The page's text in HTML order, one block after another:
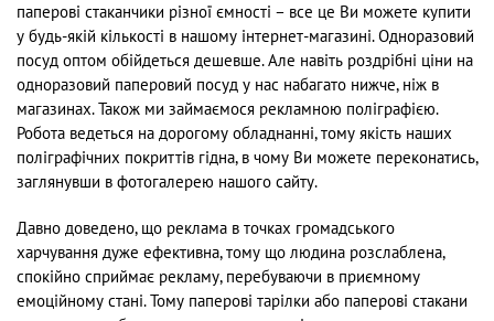
паперові стаканчики різної ємності – все це Ви можете купити
у будь-якій кількості в нашому інтернет-магазині. Одноразовий
посуд оптом обійдеться дешевше. Але навіть роздрібні ціни на
одноразовий паперовий посуд у нас набагато нижче, ніж в
магазинах. Також ми займаємося рекламною поліграфією.
Робота ведеться на дорогому обладнанні, тому якість наших
поліграфічних покриттів гідна, в чому Ви можете переконатись,
заглянувши в фотогалерею нашого сайту.
Давно доведено, що реклама в точках громадського
харчування дуже ефективна, тому що людина розслаблена,
спокійно сприймає рекламу, перебуваючи в приємному
емоційному стані. Тому паперові тарілки або паперові стакани